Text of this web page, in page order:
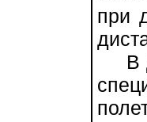
при
В